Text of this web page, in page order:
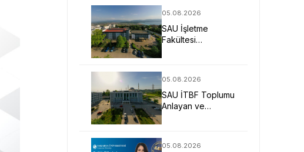
05.08.2026
SAU İşletme
Fakültesi
05.08.2026
SAU İTBF Toplumu
Anlayan ve
05.08.2026